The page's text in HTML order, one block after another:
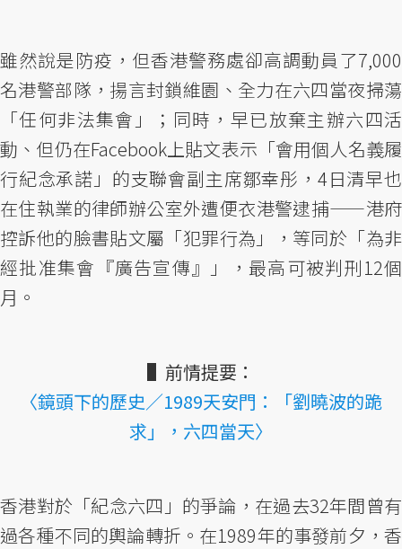
雖然說是防疫，但香港警務處卻高調動員了7,000
名港警部隊，揚言封鎖維園、全力在六四當夜掃蕩
「任何非法集會」；同時，早已放棄主辦六四活
動、但仍在Facebook上貼文表示「會用個人名義履
行紀念承諾」的支聯會副主席鄒幸彤，4日清早也
在住執業的律師辦公室外遭便衣港警逮捕——港府
控訴他的臉書貼文屬「犯罪行為」，等同於「為非
經批准集會『廣告宣傳』」，最高可被判刑12個
月。
▌前情提要：
〈鏡頭下的歷史／1989天安門：「劉曉波的跪
求」，六四當天〉
香港對於「紀念六四」的爭論，在過去32年間曾有
過各種不同的輿論轉折。在1989年的事發前夕，香